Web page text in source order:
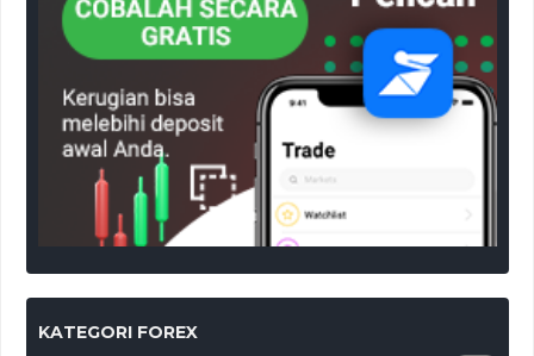
KATEGORI FOREX